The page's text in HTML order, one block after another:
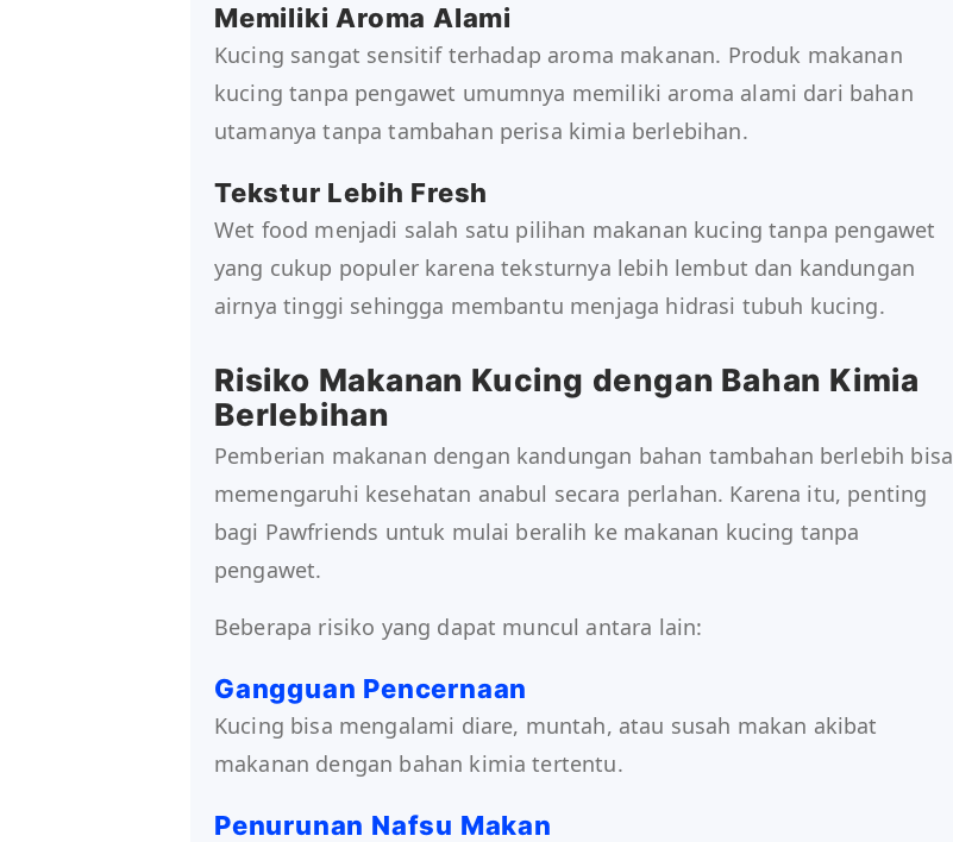
Memiliki Aroma Alami
Kucing sangat sensitif terhadap aroma makanan. Produk makanan
kucing tanpa pengawet umumnya memiliki aroma alami dari bahan
utamanya tanpa tambahan perisa kimia berlebihan.
Tekstur Lebih Fresh
Wet food menjadi salah satu pilihan makanan kucing tanpa pengawet
yang cukup populer karena teksturnya lebih lembut dan kandungan
airnya tinggi sehingga membantu menjaga hidrasi tubuh kucing.
Risiko Makanan Kucing dengan Bahan Kimia
Berlebihan
Pemberian makanan dengan kandungan bahan tambahan berlebih bisa
memengaruhi kesehatan anabul secara perlahan. Karena itu, penting
bagi Pawfriends untuk mulai beralih ke makanan kucing tanpa
pengawet.
Beberapa risiko yang dapat muncul antara lain:
Gangguan Pencernaan
Kucing bisa mengalami diare, muntah, atau susah makan akibat
makanan dengan bahan kimia tertentu.
Penurunan Nafsu Makan